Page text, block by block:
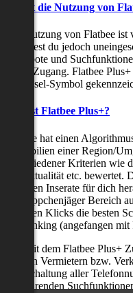
Kostet die Nutzung von
Die Nutzung von Flatbee ist
Möchtest du jedoch
Angebote und
Plus+ Zugang. Flatbee
Schlüssel-Symbol
Was ist Flatbee Plus+?
Flatbee hat einen
Immobilien einer Region/
verschiedener Kriterien wie
der Aktualität etc. bewertet.
neuesten Inserate für dich
Schnäppchenjäger Bereich
wenigen Klicks die besten
als Ranking (angefangen
Nur mit dem Flatbee Plus+
mit den Vermietern bzw.
(Freischaltung aller
zeitsparenden